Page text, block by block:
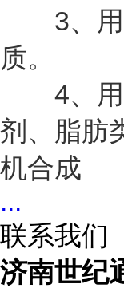
3、用
质。
4、用
剂、脂肪
机合成
...
联系我们
济南世纪